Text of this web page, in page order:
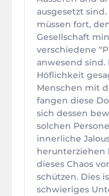
ausgesetzt
müssen fort,
Gesellschaft
verschiedene
anwesend sind.
Höflichkeit
Menschen mit
fangen diese
sich dessen
solchen
innerliche
herunterziehen
dieses Chaos
schützen. Dies
schwieriges